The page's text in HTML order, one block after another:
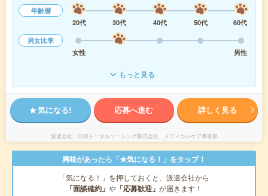
年齢層
20代
30代 40代 50代
60代
男女比率
女性
男性
もっと見る
気になる! 応募へ進む 詳しく見る
派遣会社 日研トータルソーシング株式会社 メディカルケア事業部
興味があったら「★気になる！」をタップ！
「気になる！」を押しておくと、派遣会社から
「面談確約」 や 「応募歓迎」 が届きます！